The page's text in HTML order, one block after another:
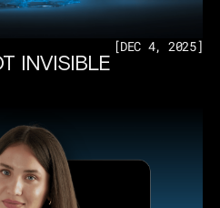
[DEC 4, 2025]
INVISIBLE